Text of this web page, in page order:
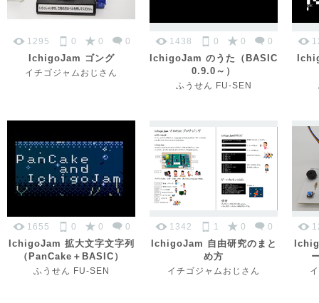
1295 0 0 0
IchigoJam ゴング
イチゴジャムおじさん
1438 0 0 0
IchigoJam のうた（BASIC
0.9.0～）
ふうせん FU-SEN
1655 0 0 0
IchigoJam 拡大文字文字列
（PanCake＋BASIC）
ふうせん FU-SEN
1342 1 0 0
IchigoJam 自由研究のまと
め方
イチゴジャムおじさん